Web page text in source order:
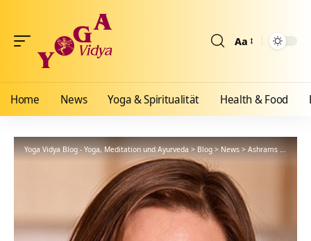
Aa
Home News Yoga & Spiritualität Health & Food
Yoga Vidya Blog - Yoga, Meditation und Ayurveda>Blog>News>Ashrams>